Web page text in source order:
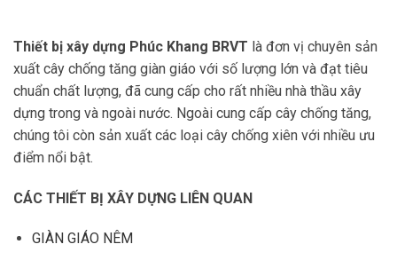
Thiết bị xây dựng Phúc Khang BRVT là đơn vị chuyên sản
xuất cây chống tăng giàn giáo với số lượng lớn và đạt tiêu
chuẩn chất lượng, đã cung cấp cho rất nhiều nhà thầu xây
dựng trong và ngoài nước. Ngoài cung cấp cây chống tăng,
chúng tôi còn sản xuất các loại cây chống xiên với nhiều ưu
điểm nổi bật.
CÁC THIẾT BỊ XÂY DỰNG LIÊN QUAN
GIÀN GIÁO NÊM